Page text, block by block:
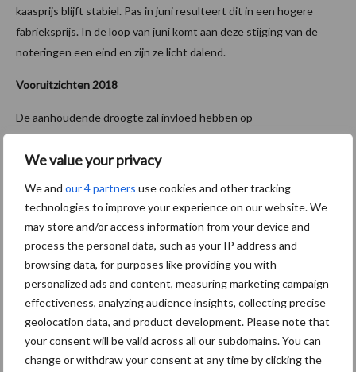
We value your privacy
We and our 4 partners use cookies and other tracking
technologies to improve your experience on our website. We
may store and/or access information from your device and
process the personal data, such as your IP address and
browsing data, for purposes like providing you with
personalized ads and content, measuring marketing campaign
effectiveness, analyzing audience insights, collecting precise
geolocation data, and product development. Please note that
your consent will be valid across all our subdomains. You can
change or withdraw your consent at any time by clicking the
kaasprijs blijft stabiel. Pas in juni resulteert dit in een hogere
fabrieksprijs. In de loop van juni komt aan deze stijging van de
noteringen een eind en zijn ze licht dalend.
Vooruitzichten 2018
De aanhoudende droogte zal invloed hebben op
de veevoerwinning. De grasgroei stokt en ook heeft mais het
moeilijk, voornamelijk in het zuiden. Op dit moment is dit nog niet
de rekening-courant. Beregeningskosten in de vorm van diesel
zal in de loop van de zomer meetbaar kunnen zijn alhoewel op veel
plekken in Nederland niet meer mag worden beregend. Ook de
melkgift per koe zal hierdoor naar beneden kunnen gaan. In de
winter/vroege voorjaar zal blijken of er een krapte aan ruwvoer op
zal treden en in hoeverre dit kosten met zich meebrengt in de
vorm van ruw- en krachtvoeraankopen. De Global Dairy Trade
index laat over juni en juli een (geringe) daling zien. en aanzien